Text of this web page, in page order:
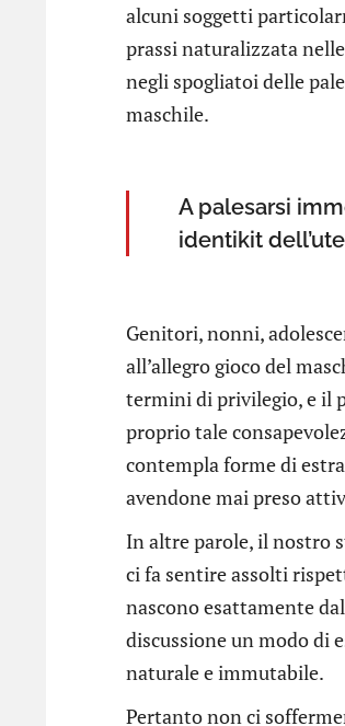
alcuni soggetti
prassi naturalizzata
negli spogliatoi delle
maschile.
A palesarsi
identikit
Genitori, nonni,
all’allegro gioco del
termini di privilegio, e il
proprio tale
contempla forme di
avendone mai preso
In altre parole, il nostro
ci fa sentire assolti
nascono esattamente
discussione un modo di
naturale e immutabile.
Pertanto non ci